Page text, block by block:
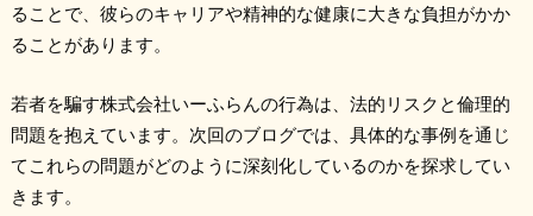
ることで、彼らのキャリアや精神的な健康に大きな負担がかか
ることがあります。
若者を騙す株式会社いーふらんの行為は、法的リスクと倫理的
問題を抱えています。次回のブログでは、具体的な事例を通じ
てこれらの問題がどのように深刻化しているのかを探求してい
きます。